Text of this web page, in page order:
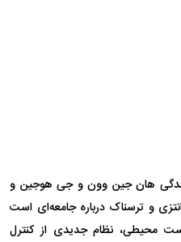
هان جین وون و جی هو‌جین و
و ترسناک درباره جامعه‌ای است
محیطی، نظام جدیدی از کنترل